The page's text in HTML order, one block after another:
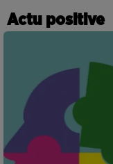
Actu positive